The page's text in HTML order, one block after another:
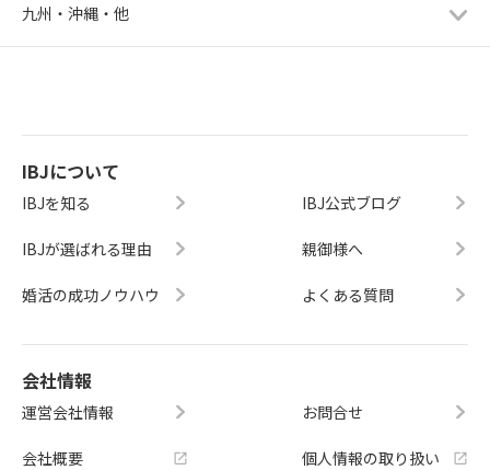
九州・沖縄・他
IBJについて
IBJを知る
IBJが選ばれる理由
婚活の成功ノウハウ
IBJ公式ブログ
親御様へ
よくある質問
会社情報
運営会社情報
会社概要
お問合せ
個人情報の取り扱い